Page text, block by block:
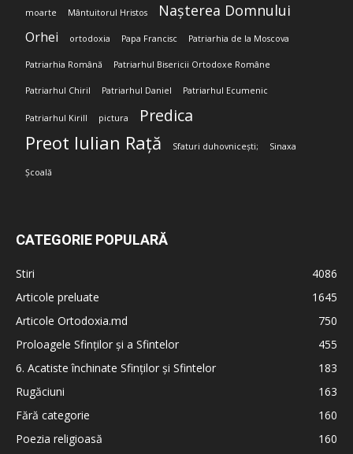
moarte Mântuitorul Hristos Nașterea Domnului
Orhei ortodoxia Papa Francisc Patriarhia de la Moscova
Patriarhia Română Patriarhul Bisericii Ortodoxe Române
Patriarhul Chiril Patriarhul Daniel Patriarhul Ecumenic
Patriarhul Kirill pictura Predica
Preot Iulian Rață Sfaturi duhovnicești; Sinaxa
Școală
CATEGORIE POPULARĂ
Stiri
4086
Articole preluate
1645
Articole Ortodoxia.md
750
Proloagele Sfinților și a Sfintelor
455
6. Acatiste închinate Sfinților și Sfintelor
183
Rugăciuni
163
Fără categorie
160
Poezia religioasă
160